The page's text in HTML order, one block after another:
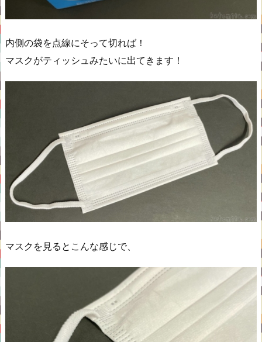
内側の袋を点線にそって切れば！
マスクがティッシュみたいに出てきます！
マスクを見るとこんな感じで、